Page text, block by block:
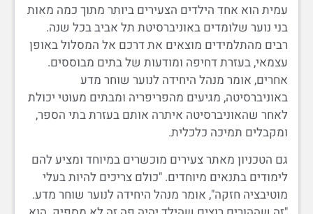
עמית הוא אחד הילדים הצעירים ביותר מתוך כמה מאות
בני נוער שלומדים באוניברסיטת תל אביב בכל שנה.
רבים מהתלמידים מוצאים את דרכם אל המסלול באופן
עצמאי, בעזרת דחיפה ומודעות של בתים מבוססים.
אחרים, אומר מנהל היחידה לנוער שוחר מדע
באוניברסיטה, מגיעים מהפריפריה ומבתים מעוטי יכולת
לאחר שהאוניברסיטה איתרה אותם בעזרת בתי הספר,
ומקבלים תמיכה כלכלית.
גם הטכניון מאתר צעירים מוכשרים במיוחד ומציע להם
לימודים בתנאים מיוחדים. "כולם צריכים להיות בעלי
מוטיבציה חזקה", אומר מנהל היחידה לנוער שוחר מדע.